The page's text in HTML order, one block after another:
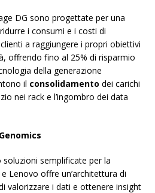
DG sono progettate per una
i consumi e i costi di
a raggiungere i propri obiettivi
offrendo fino al 25% di risparmio
della generazione
il consolidamento dei carichi
nei rack e l’ingombro dei data
semplificate per la
Lenovo offre un’architettura di
valorizzare i dati e ottenere insight